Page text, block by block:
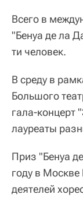
Всего в
"Бенуа де ла
ти человек.
В среду в
Большого
гала-концерт
лауреаты
Приз "Бенуа
году в
деятелей